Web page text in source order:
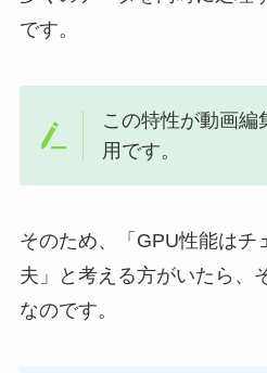
です。
この特性が動画編
用です。
そのため、「GPU性能はチ
夫」と考える方がいたら、
なのです。